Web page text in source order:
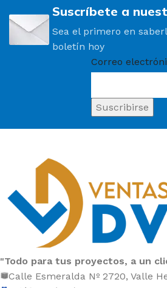
Suscríbete a
Sea el primero en
boletín hoy
Correo
"Todo para tus proyectos, a un
Calle Esmeralda Nº 2720, Valle